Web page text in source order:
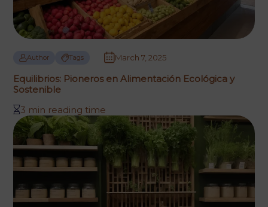
Author Tags March 7, 2025
Equilibrios: Pioneros en Alimentación Ecológica y
Sostenible
3 min reading time